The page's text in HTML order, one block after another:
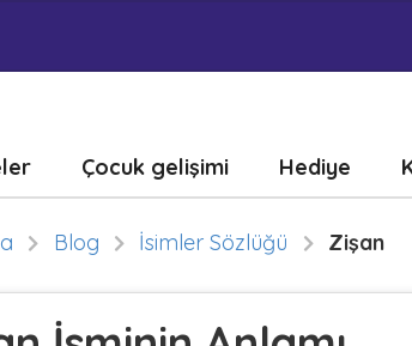
Çocuk gelişimi Hediye
Blog İsimler Sözlüğü Zişan